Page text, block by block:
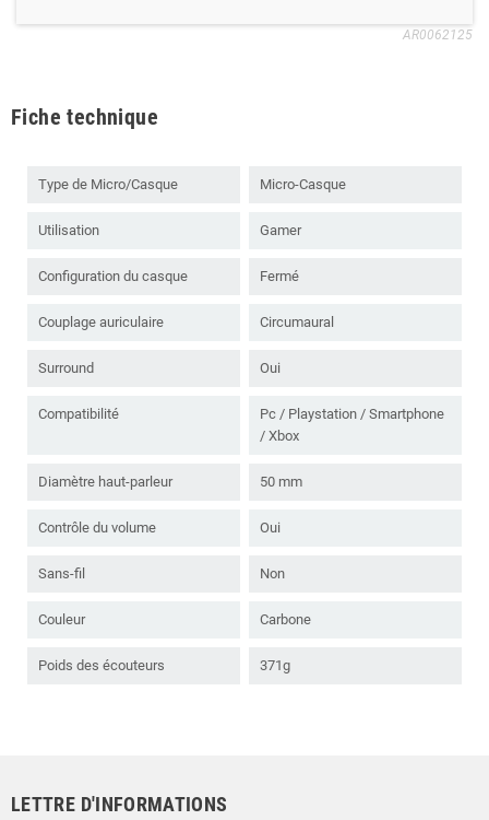
AR0062125
Fiche technique
Type de Micro/Casque Micro-Casque
Utilisation Gamer
Configuration du casque Fermé
Couplage auriculaire Circumaural
Surround Oui
Compatibilité
Pc / Playstation / Smartphone
/ Xbox
Diamètre haut-parleur 50 mm
Contrôle du volume Oui
Sans-fil Non
Couleur Carbone
Poids des écouteurs 371g
LETTRE D'INFORMATIONS